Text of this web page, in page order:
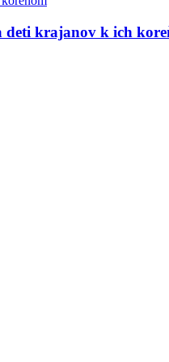
deti krajanov k ich